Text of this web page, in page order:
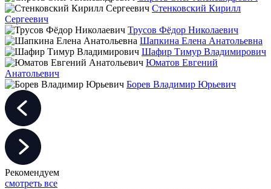
Стенковский Кирилл
Сергеевич
Трусов Фёдор Николаевич
Шапкина Елена Анатольевна
Шафир Тимур Владимирович
Юматов Евгений
Анатольевич
Борев Владимир Юрьевич
Рекомендуем
смотреть все